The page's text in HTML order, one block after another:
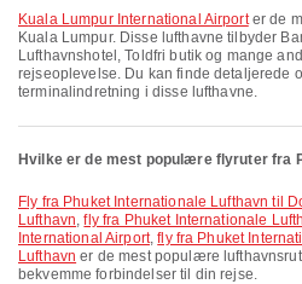
Kuala Lumpur International Airporter de
Kuala Lumpur. Disse lufthavne tilbyder
Lufthavnshotel, Toldfri butik og mange
rejseoplevelse. Du kan finde detaljerede
terminalindretning i disse lufthavne.
Hvilke er de mest populære flyruter fra
fly fra Phuket Internationale Lufthavn til Don Mueang Internationale
Lufthavn,fly fra Phuket Internationale
International Airport,fly fra Phuket
Lufthavn er de mest populære
bekvemme forbindelser til din rejse.